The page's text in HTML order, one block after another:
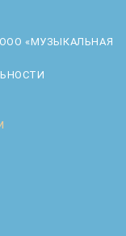
«МУЗЫКАЛЬНАЯ